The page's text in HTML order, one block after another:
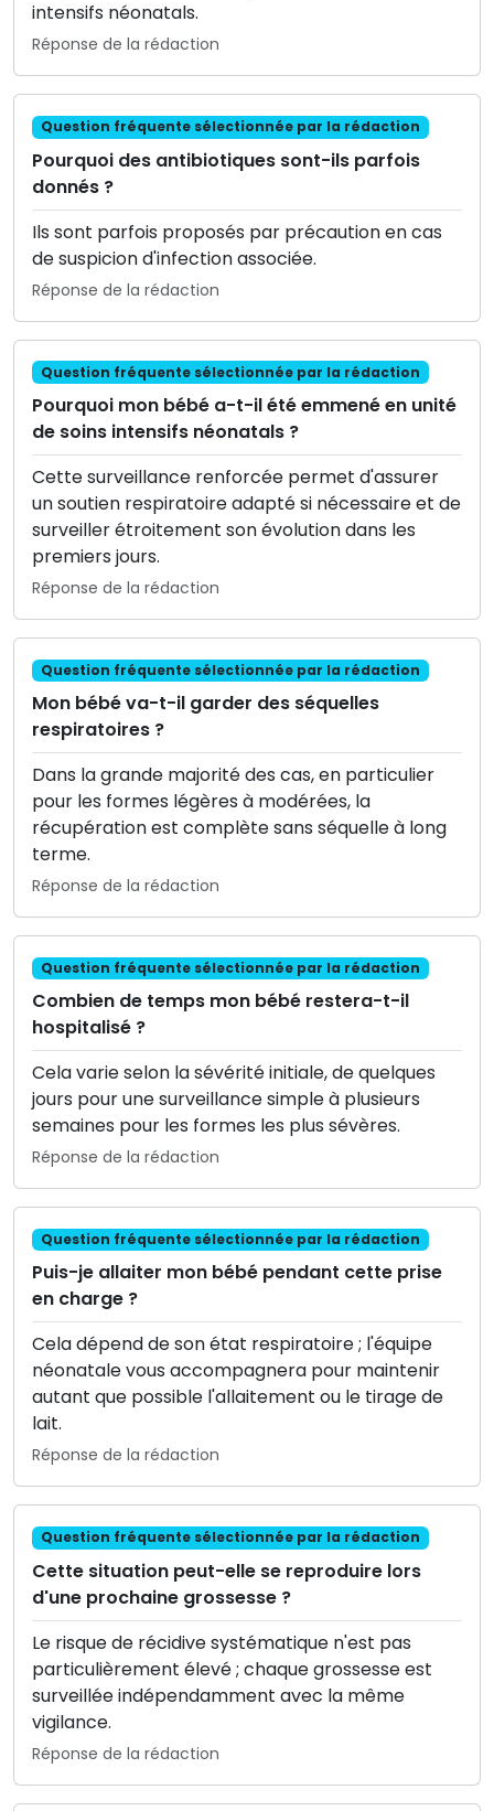
intensifs néonatals.
Réponse de la rédaction
Question fréquente sélectionnée par la rédaction
Pourquoi des antibiotiques sont-ils parfois
donnés ?
Ils sont parfois proposés par précaution en cas
de suspicion d'infection associée.
Réponse de la rédaction
Question fréquente sélectionnée par la rédaction
Pourquoi mon bébé a-t-il été emmené en unité
de soins intensifs néonatals ?
Cette surveillance renforcée permet d'assurer
un soutien respiratoire adapté si nécessaire et de
surveiller étroitement son évolution dans les
premiers jours.
Réponse de la rédaction
Question fréquente sélectionnée par la rédaction
Mon bébé va-t-il garder des séquelles
respiratoires ?
Dans la grande majorité des cas, en particulier
pour les formes légères à modérées, la
récupération est complète sans séquelle à long
terme.
Réponse de la rédaction
Question fréquente sélectionnée par la rédaction
Combien de temps mon bébé restera-t-il
hospitalisé ?
Cela varie selon la sévérité initiale, de quelques
jours pour une surveillance simple à plusieurs
semaines pour les formes les plus sévères.
Réponse de la rédaction
Question fréquente sélectionnée par la rédaction
Puis-je allaiter mon bébé pendant cette prise
en charge ?
Cela dépend de son état respiratoire ; l'équipe
néonatale vous accompagnera pour maintenir
autant que possible l'allaitement ou le tirage de
lait.
Réponse de la rédaction
Question fréquente sélectionnée par la rédaction
Cette situation peut-elle se reproduire lors
d'une prochaine grossesse ?
Le risque de récidive systématique n'est pas
particulièrement élevé ; chaque grossesse est
surveillée indépendamment avec la même
vigilance.
Réponse de la rédaction